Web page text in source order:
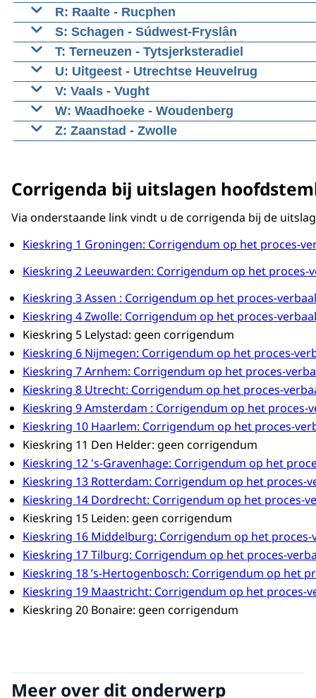
R: Raalte - Rucphen
S: Schagen - Súdwest-Fryslân
T: Terneuzen - Tytsjerksteradiel
U: Uitgeest - Utrechtse Heuvelrug
V: Vaals - Vught
W: Waadhoeke - Woudenberg
Z: Zaanstad - Zwolle
Corrigenda bij uitslagen
Via onderstaande link vindt u de corrigenda bij de
Kieskring 1 Groningen: Corrigendum op het proces-
Kieskring 2 Leeuwarden: Corrigendum op het
Kieskring 3 Assen : Corrigendum op het proces-
Kieskring 4 Zwolle: Corrigendum op het proces-
Kieskring 5 Lelystad: geen corrigendum
Kieskring 6 Nijmegen: Corrigendum op het proces-
Kieskring 7 Arnhem: Corrigendum op het proces-
Kieskring 8 Utrecht: Corrigendum op het proces-
Kieskring 9 Amsterdam : Corrigendum op het
Kieskring 10 Haarlem: Corrigendum op het proces-
Kieskring 11 Den Helder: geen corrigendum
Kieskring 12 's-Gravenhage: Corrigendum op het
Kieskring 13 Rotterdam: Corrigendum op het proces-
Kieskring 14 Dordrecht: Corrigendum op het proces-
Kieskring 15 Leiden: geen corrigendum
Kieskring 16 Middelburg: Corrigendum op het
Kieskring 17 Tilburg: Corrigendum op het proces-
Kieskring 18 ’s-Hertogenbosch: Corrigendum op het
Kieskring 19 Maastricht: Corrigendum op het proces-
Kieskring 20 Bonaire: geen corrigendum
Meer over dit onderwerp